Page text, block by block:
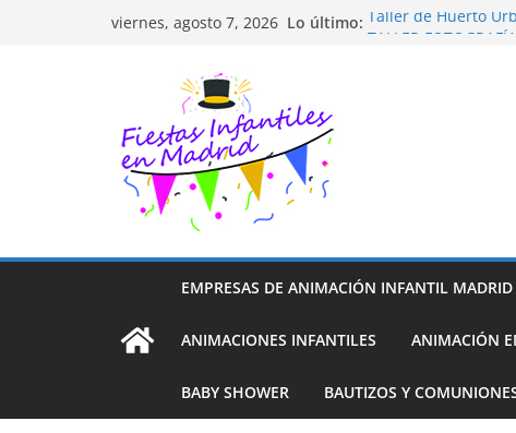
viernes, agosto 7, 2026 Lo último: Taller de Huerto
EMPRESAS DE ANIMACIÓN INFANTIL MADRID
ANIMACIONES INFANTILES ANIMACIÓN
BABY SHOWER BAUTIZOS Y